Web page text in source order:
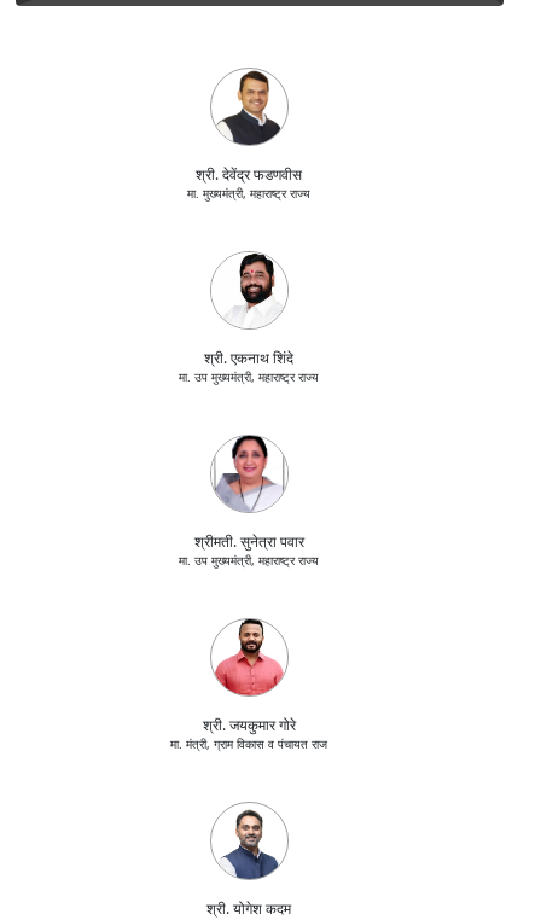
श्री. देवेंद्र फडणवीस
मा. मुख्यमंत्री, महाराष्ट्र राज्य
श्री. एकनाथ शिंदे
मा. उप मुख्यमंत्री, महाराष्ट्र राज्य
श्रीमती. सुनेत्रा पवार
मा. उप मुख्यमंत्री, महाराष्ट्र राज्य
श्री. जयकुमार गोरे
मा. मंत्री, ग्राम विकास व पंचायत राज
श्री. योगेश कदम